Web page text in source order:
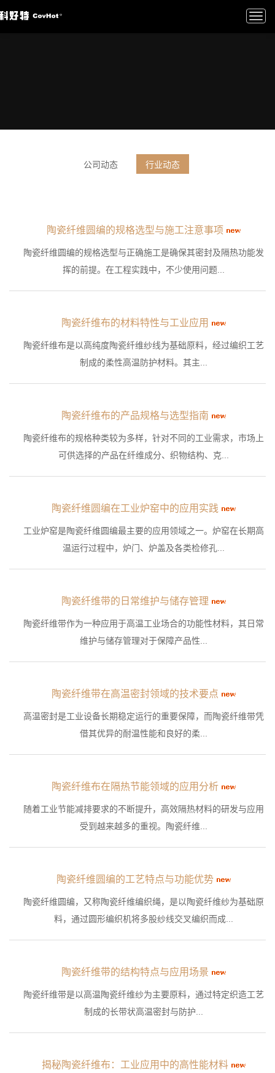
公司动态 行业动态
陶瓷纤维圆编的规格选型与施工注意事项
陶瓷纤维圆编的规格选型与正确施工是确保其密封及隔热功能发
挥的前提。在工程实践中，不少使用问题...
陶瓷纤维布的材料特性与工业应用
陶瓷纤维布是以高纯度陶瓷纤维纱线为基础原料，经过编织工艺
制成的柔性高温防护材料。其主...
陶瓷纤维布的产品规格与选型指南
陶瓷纤维布的规格种类较为多样，针对不同的工业需求，市场上
可供选择的产品在纤维成分、织物结构、克...
陶瓷纤维圆编在工业炉窑中的应用实践
工业炉窑是陶瓷纤维圆编最主要的应用领域之一。炉窑在长期高
温运行过程中，炉门、炉盖及各类检修孔...
陶瓷纤维带的日常维护与储存管理
陶瓷纤维带作为一种应用于高温工业场合的功能性材料，其日常
维护与储存管理对于保障产品性...
陶瓷纤维带在高温密封领域的技术要点
高温密封是工业设备长期稳定运行的重要保障，而陶瓷纤维带凭
借其优异的耐温性能和良好的柔...
陶瓷纤维布在隔热节能领域的应用分析
随着工业节能减排要求的不断提升，高效隔热材料的研发与应用
受到越来越多的重视。陶瓷纤维...
陶瓷纤维圆编的工艺特点与功能优势
陶瓷纤维圆编，又称陶瓷纤维编织绳，是以陶瓷纤维纱为基础原
料，通过圆形编织机将多股纱线交叉编织而成...
陶瓷纤维带的结构特点与应用场景
陶瓷纤维带是以高温陶瓷纤维纱为主要原料，通过特定织造工艺
制成的长带状高温密封与防护...
揭秘陶瓷纤维布：工业应用中的高性能材料